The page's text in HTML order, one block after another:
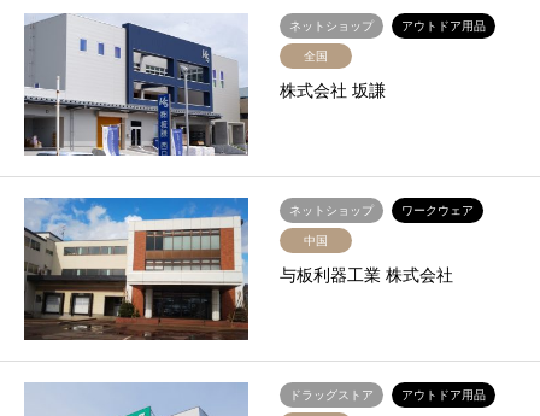
ネットショップ アウトドア用品
全国
株式会社 坂謙
ネットショップ ワークウェア
中国
与板利器工業 株式会社
ドラッグストア アウトドア用品